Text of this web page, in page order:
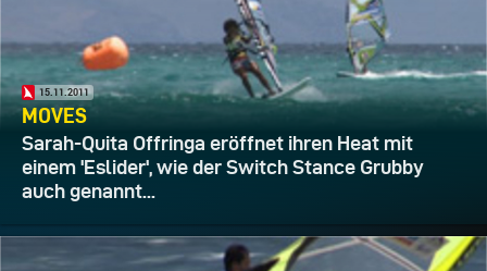
15.11.2011
MOVES
Sarah-Quita Offringa eröffnet ihren Heat mit
einem 'Eslider', wie der Switch Stance Grubby
auch genannt...